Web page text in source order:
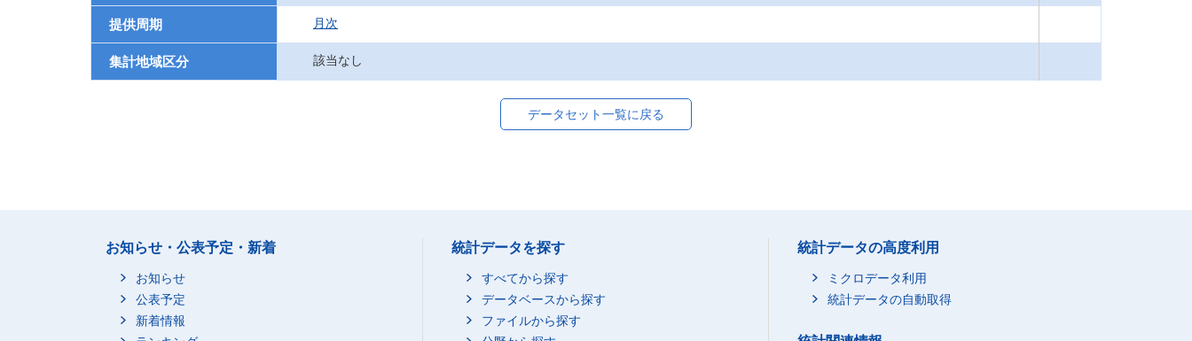
提供周期 月次
集計地域区分 該当なし
データセット一覧に戻る
お知らせ・公表予定・新着
お知らせ
公表予定
新着情報
統計データを探す
すべてから探す
データベースから探す
ファイルから探す
統計データの高度利用
ミクロデータ利用
統計データの自動取得